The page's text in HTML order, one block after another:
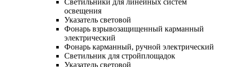
освещения
Указатель световой
Фонарь взрывозащищенный карманный
электрический
Фонарь карманный, ручной электрический
Светильник для стройплощадок
Указатель световой